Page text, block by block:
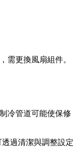
需更換風扇組件。
冷管道可能使保修
過清潔與調整設定